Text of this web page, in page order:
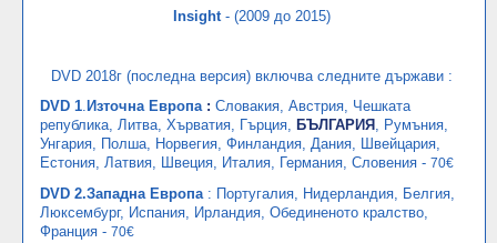
Insight - (2009 до 2015)
DVD 2018г (последна версия) включва следните държави :
DVD 1 Източна Европа : Словакия, Австрия, Чешката
република, Литва, Хърватия, Гърция,
БЪЛГАРИЯ
, Румъния,
Унгария, Полша, Норвегия, Финландия, Дания, Швейцария,
Естония, Латвия, Швеция, Италия, Германия, Словения - 70€
DVD 2.Западна Европа : Португалия, Нидерландия, Белгия,
Люксембург, Испания, Ирландия, Обединеното кралство,
Франция - 70€